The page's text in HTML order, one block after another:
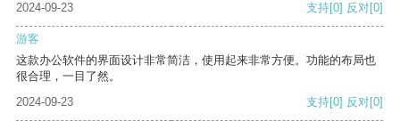
2024-09-23
支持[0] 反对[0]
游客
这款办公软件的界面设计非常简洁，使用起来非常方便。功能的布局也
很合理，一目了然。
2024-09-23
支持[0] 反对[0]